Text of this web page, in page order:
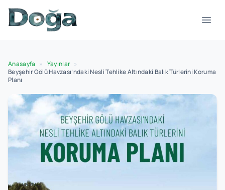
İçeriğe geç
Anasayfa » Yayınlar »
Beyşehir Gölü Havzası’ndaki Nesli Tehlike Altındaki Balık Türlerini Koruma
Planı